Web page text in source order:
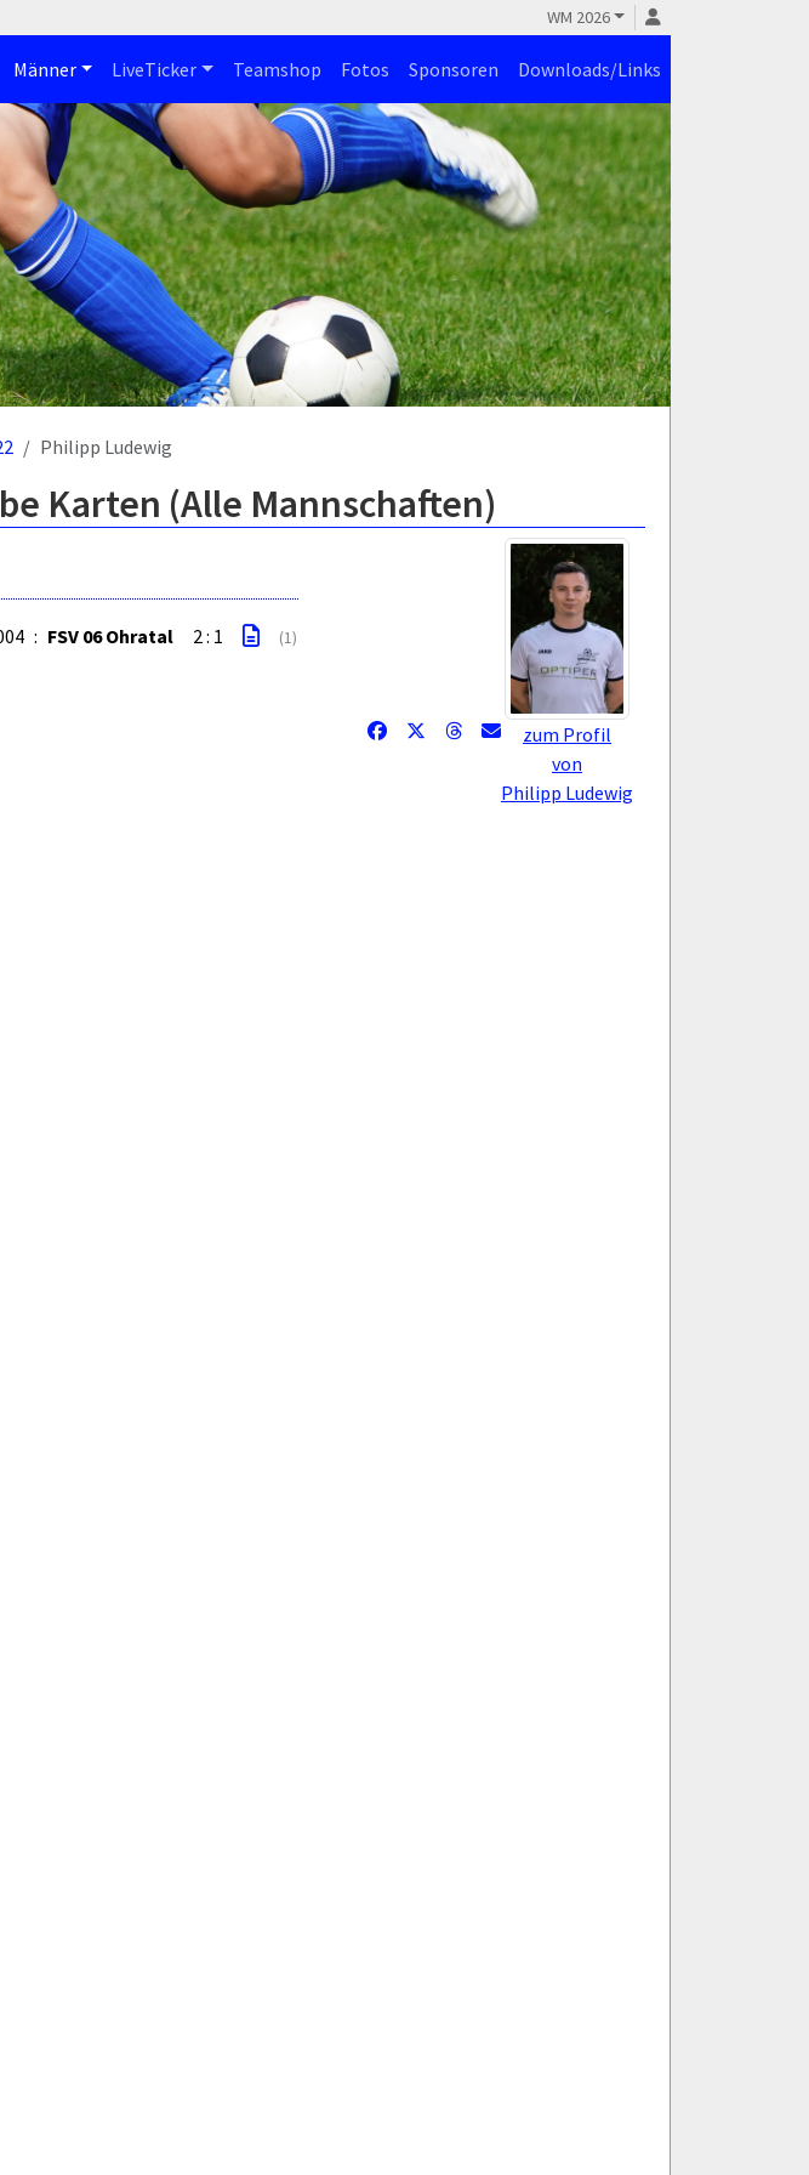
WM 2026
Männer LiveTicker Teamshop Fotos Sponsoren Downloads/Links
Philipp Ludewig
Karten (Alle Mannschaften)
zum Profil
von
Philipp Ludewig
: FSV 06 Ohratal 2 : 1 (1)